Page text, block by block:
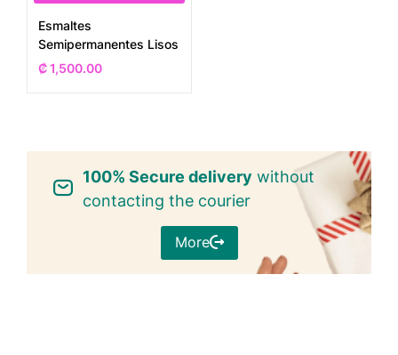
Esmaltes
Semipermanentes Lisos
₡1,500.00
100% Secure delivery without
contacting the courier
More